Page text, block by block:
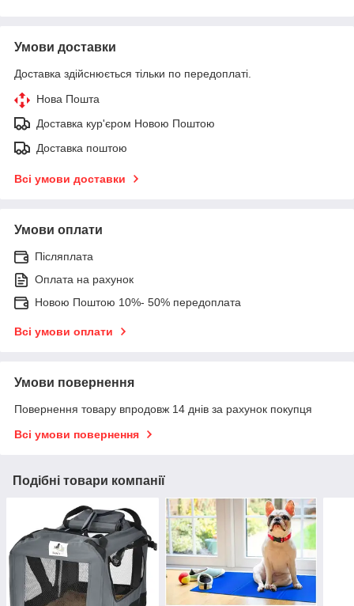
Умови доставки
Доставка здійснюється тільки по передоплаті.
Нова Пошта
Доставка кур'єром Новою Поштою
Доставка поштою
Всі умови доставки
Умови оплати
Післяплата
Оплата на рахунок
Новою Поштою 10%- 50% передоплата
Всі умови оплати
Умови повернення
Повернення товару впродовж 14 днів за рахунок покупця
Всі умови повернення
Подібні товари компанії